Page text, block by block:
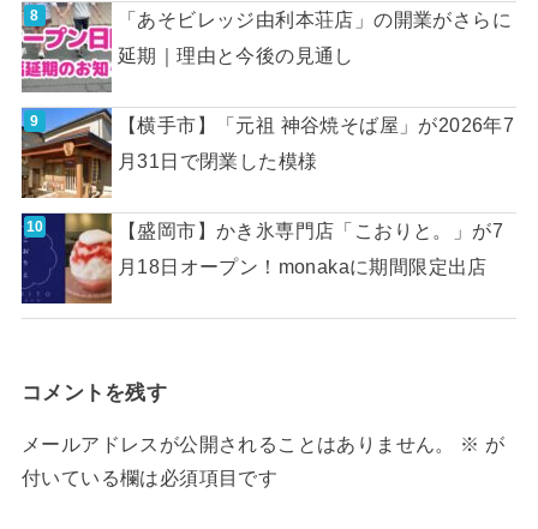
「あそビレッジ由利本荘店」の開業がさらに
延期｜理由と今後の見通し
【横手市】「元祖 神谷焼そば屋」が2026年7
月31日で閉業した模様
【盛岡市】かき氷専門店「こおりと。」が7
月18日オープン！monakaに期間限定出店
コメントを残す
メールアドレスが公開されることはありません。 ※ が
付いている欄は必須項目です